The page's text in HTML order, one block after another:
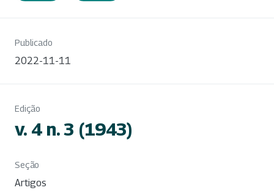
Publicado
2022-11-11
Edição
v. 4 n. 3 (1943)
Seção
Artigos